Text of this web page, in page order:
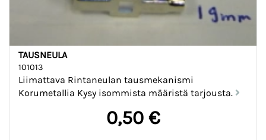
TAUSNEULA
101013
Liimattava Rintaneulan tausmekanismi
Korumetallia Kysy isommista määristä tarjousta.
0,50 €